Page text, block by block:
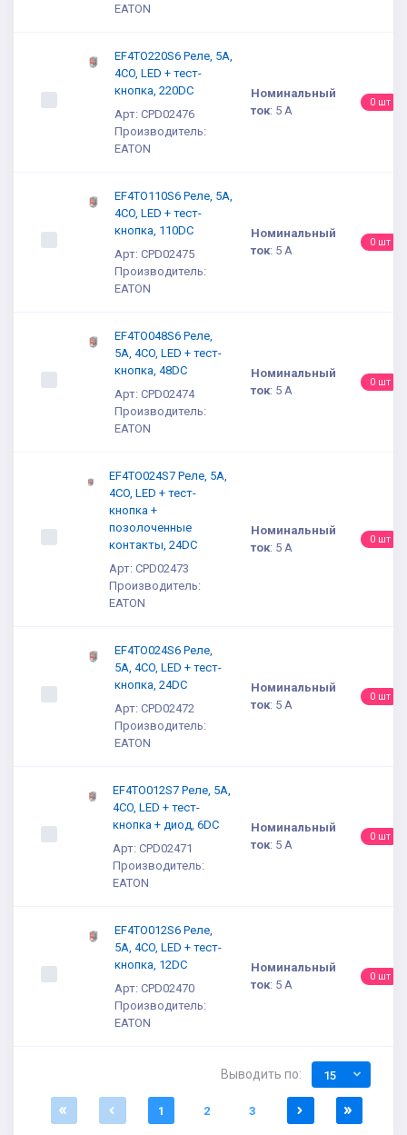
EATON
EF4TO220S6 Реле, 5A,
4CO, LED + тест-
кнопка, 220DC
Арт: CPD02476
Производитель:
EATON
Номинальный
ток: 5 А
0 шт
EF4TO110S6 Реле, 5A,
4CO, LED + тест-
кнопка, 110DC
Арт: CPD02475
Производитель:
EATON
Номинальный
ток: 5 А
0 шт
EF4TO048S6 Реле,
5A, 4CO, LED + тест-
кнопка, 48DC
Арт: CPD02474
Производитель:
EATON
Номинальный
ток: 5 А
0 шт
EF4TO024S7 Реле, 5A,
4CO, LED + тест-
кнопка +
позолоченные
контакты, 24DC
Арт: CPD02473
Производитель:
EATON
Номинальный
ток: 5 А
0 шт
EF4TO024S6 Реле,
5A, 4CO, LED + тест-
кнопка, 24DC
Арт: CPD02472
Производитель:
EATON
Номинальный
ток: 5 А
0 шт
EF4TO012S7 Реле, 5A,
4CO, LED + тест-
кнопка + диод, 6DC
Арт: CPD02471
Производитель:
EATON
Номинальный
ток: 5 А
0 шт
EF4TO012S6 Реле,
5A, 4CO, LED + тест-
кнопка, 12DC
Арт: CPD02470
Производитель:
EATON
Номинальный
ток: 5 А
0 шт
Выводить по: 15
1 2 3